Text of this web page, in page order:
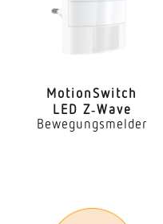
Öffnungswinkel
Unterkriechschutz
Moti­onS­witch
LED Z‑Wave
Bewegungsmelder